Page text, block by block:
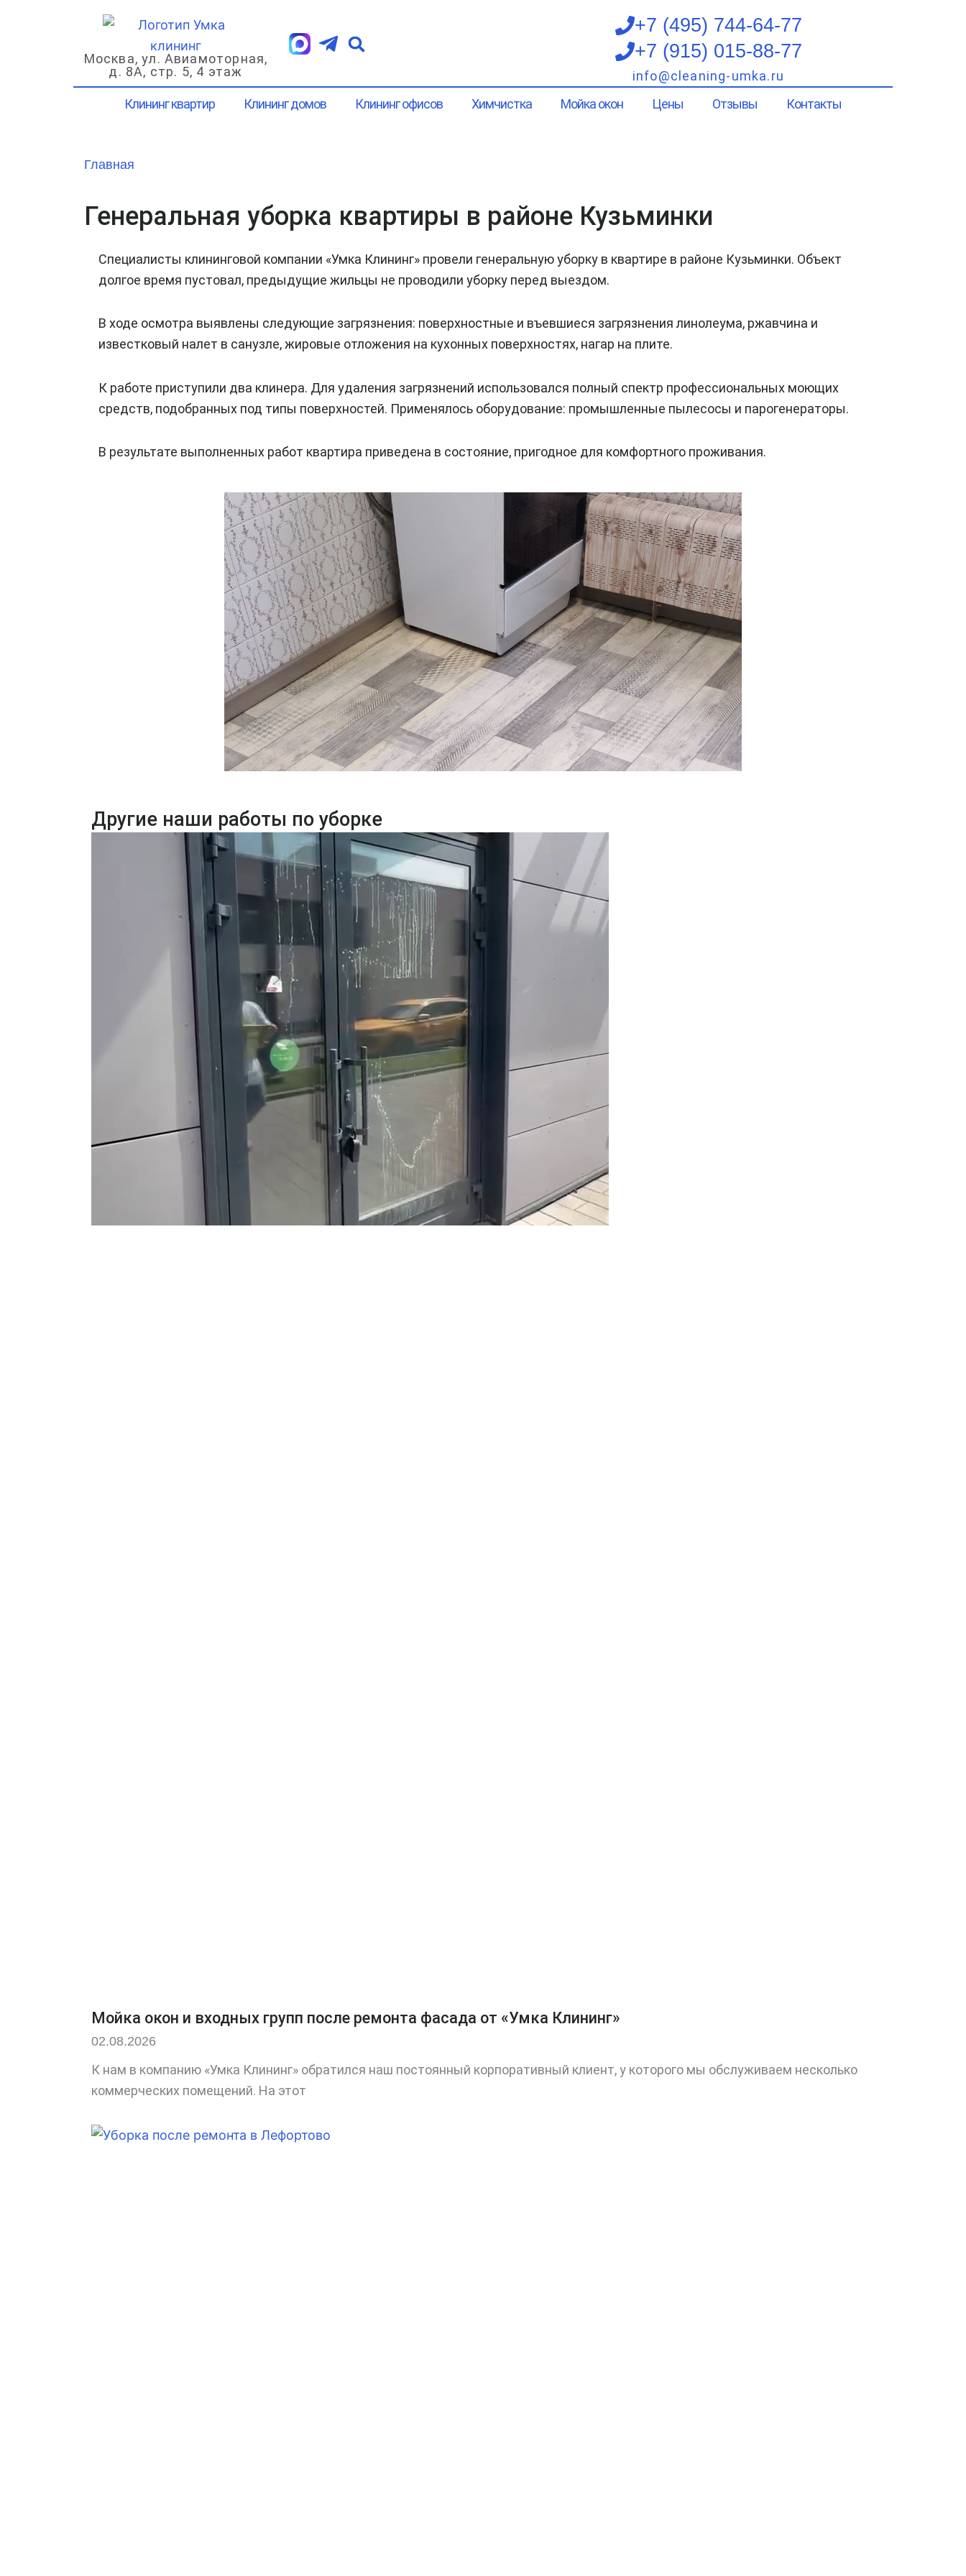
содержимомуМосква, ул. Авиамоторная,
д. 8А, стр. 5, 4 этаж
+7 (495) 744-64-77
+7 (915) 015-88-77
info@cleaning-umka.ru
Клининг квартир
Клининг домов Клининг офисов Химчистка Мойка окон Цены Отзывы Контакты
Главная
Генеральная уборка квартиры в районе Кузьминки
Специалисты клининговой компании «Умка Клининг» провели генеральную уборку в квартире в районе Кузьминки. Объект
долгое время пустовал, предыдущие жильцы не проводили уборку перед выездом.
В ходе осмотра выявлены следующие загрязнения: поверхностные и въевшиеся загрязнения линолеума, ржавчина и
известковый налет в санузле, жировые отложения на кухонных поверхностях, нагар на плите.
К работе приступили два клинера. Для удаления загрязнений использовался полный спектр профессиональных моющих
средств, подобранных под типы поверхностей. Применялось оборудование: промышленные пылесосы и парогенераторы.
В результате выполненных работ квартира приведена в состояние, пригодное для комфортного проживания.
Другие наши работы по уборке
Мойка окон и входных групп после ремонта фасада от «Умка Клининг»
02.08.2026
К нам в компанию «Умка Клининг» обратился наш постоянный корпоративный клиент, у которого мы обслуживаем несколько
коммерческих помещений. На этот